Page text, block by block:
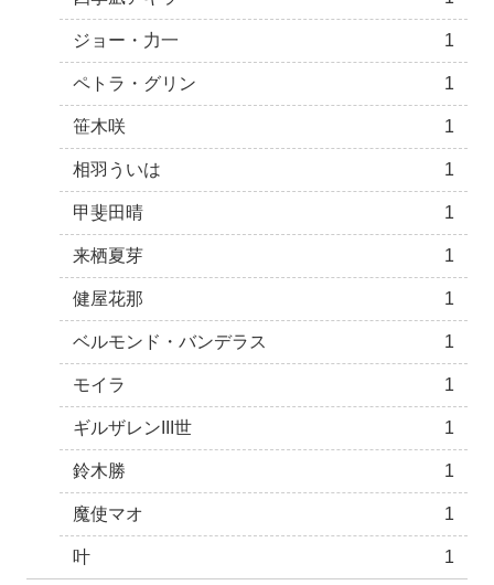
ジョー・力一 1
ペトラ・グリン 1
笹木咲 1
相羽ういは 1
甲斐田晴 1
来栖夏芽 1
健屋花那 1
ベルモンド・バンデラス 1
モイラ 1
ギルザレンIII世 1
鈴木勝 1
魔使マオ 1
叶 1